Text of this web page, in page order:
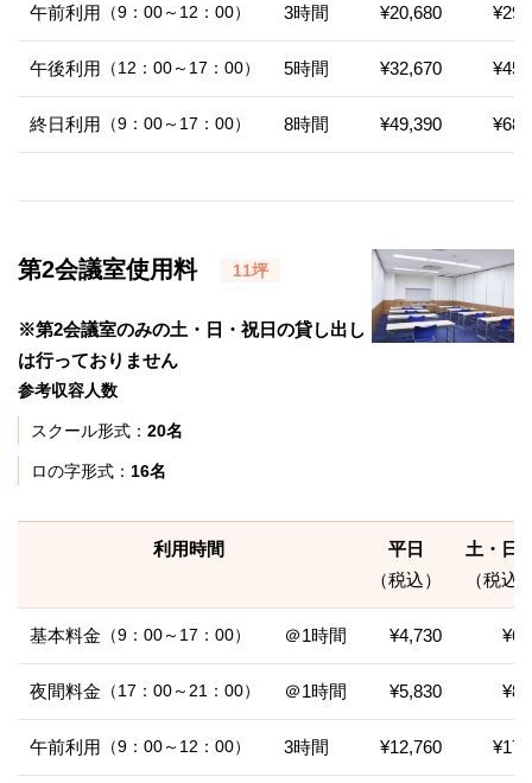
午前利用 （9：00～12：00） 3時間 ¥20,680
午後利用 （12：00～17：00） 5時間 ¥32,670
終日利用 （9：00～17：00） 8時間 ¥49,390
第2会議室使用料 11坪
※第2会議室のみの土・日・祝日の貸し出し
は行っておりません
参考収容人数
スクール形式： 20名
ロの字形式： 16名
利用時間
平日
（税込）
土・日
（税込
基本料金 （9：00～17：00） ＠1時間 ¥4,730
夜間料金 （17：00～21：00） ＠1時間 ¥5,830
午前利用 （9：00～12：00） 3時間 ¥12,760